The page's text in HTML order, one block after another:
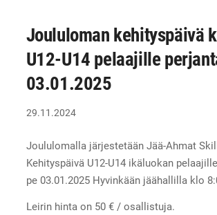
Joululoman kehityspäivä
U12-U14 pelaajille
03.01.2025
29.11.2024
Joululomalla järjestetään Jää-Ahmat
Kehityspäivä U12-U14 ikäluokan pelaajille
pe 03.01.2025 Hyvinkään jäähallilla klo
Leirin hinta on 50 € / osallistuja.